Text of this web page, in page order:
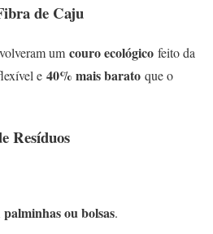
de Caju
um couro ecológico feito da
e 40% mais barato que o
Resíduos
palminhas ou bolsas.